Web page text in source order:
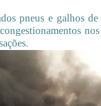
pneus e galhos